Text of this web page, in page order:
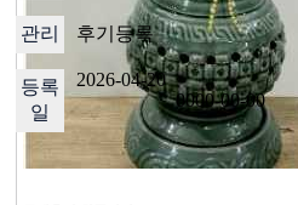
후기등록
2026-04-20
0000-00-00